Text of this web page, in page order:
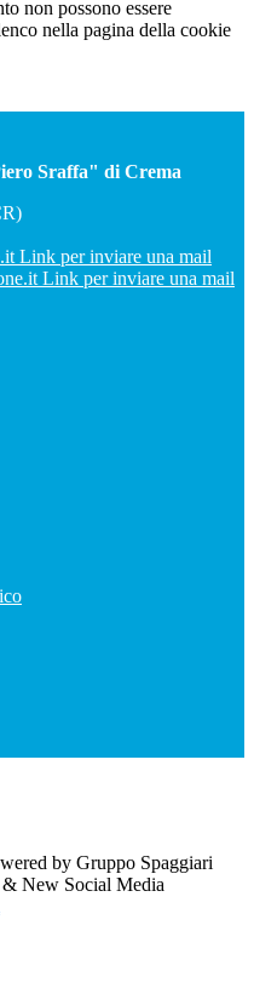
non possono essere
nella pagina della cookie
Sraffa" di Crema
Link per inviare una mail
Link per inviare una mail
by Gruppo Spaggiari
New Social Media